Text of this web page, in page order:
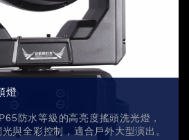
燈
防水等級的高亮度搖頭洗光燈，
與全彩控制，適合戶外大型演出。